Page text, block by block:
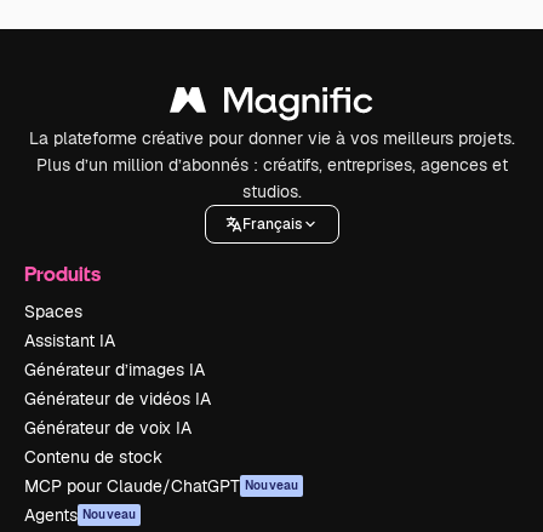
La plateforme créative pour donner vie à vos meilleurs projets.
Plus d’un million d’abonnés : créatifs, entreprises, agences et
studios.
Français
Produits
Spaces
Assistant IA
Générateur d’images IA
Générateur de vidéos IA
Générateur de voix IA
Contenu de stock
MCP pour Claude/ChatGPT Nouveau
Agents Nouveau